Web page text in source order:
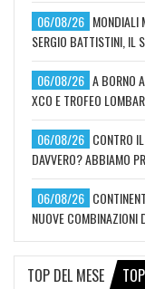
06/08/26 MONDIALI
SERGIO BATTISTINI, IL
06/08/26 A BORNO
XCO E TROFEO
06/08/26 CONTRO
DAVVERO? ABBIAMO
06/08/26
NUOVE COMBINAZIONI
TOP DEL MESE